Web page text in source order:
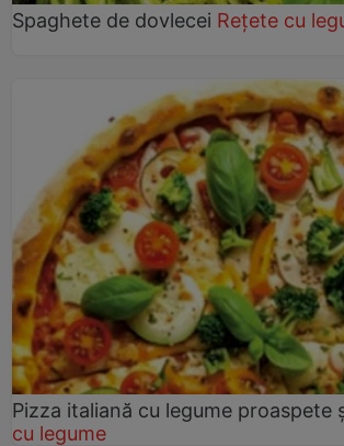
Spaghete de dovlecei Rețete cu
Pizza italiană cu legume proaspete
cu legume